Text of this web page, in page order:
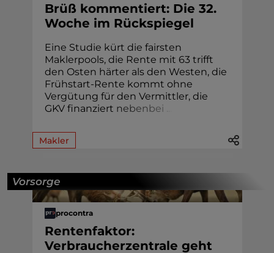
Brüß kommentiert: Die 32.
Woche im Rückspiegel
Eine Studie kürt die fairsten
Maklerpools, die Rente mit 63 trifft
den Osten härter als den Westen, die
Frühstart-Rente kommt ohne
Vergütung für den Vermittler, die
GKV finanziert nebenbei
Makler
Vorsorge
procontra
Rentenfaktor:
Verbraucherzentrale geht